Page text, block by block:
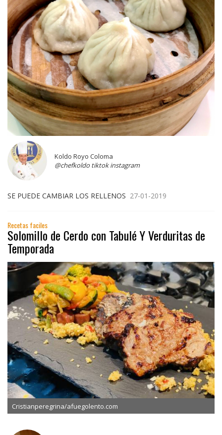
Koldo Royo Coloma
@chefkoldo tiktok instagram
SE PUEDE CAMBIAR LOS RELLENOS 27-01-2019
Recetas faciles
Solomillo de Cerdo con Tabulé Y Verduritas de
Temporada
Cristianperegrina/afuegolento.com